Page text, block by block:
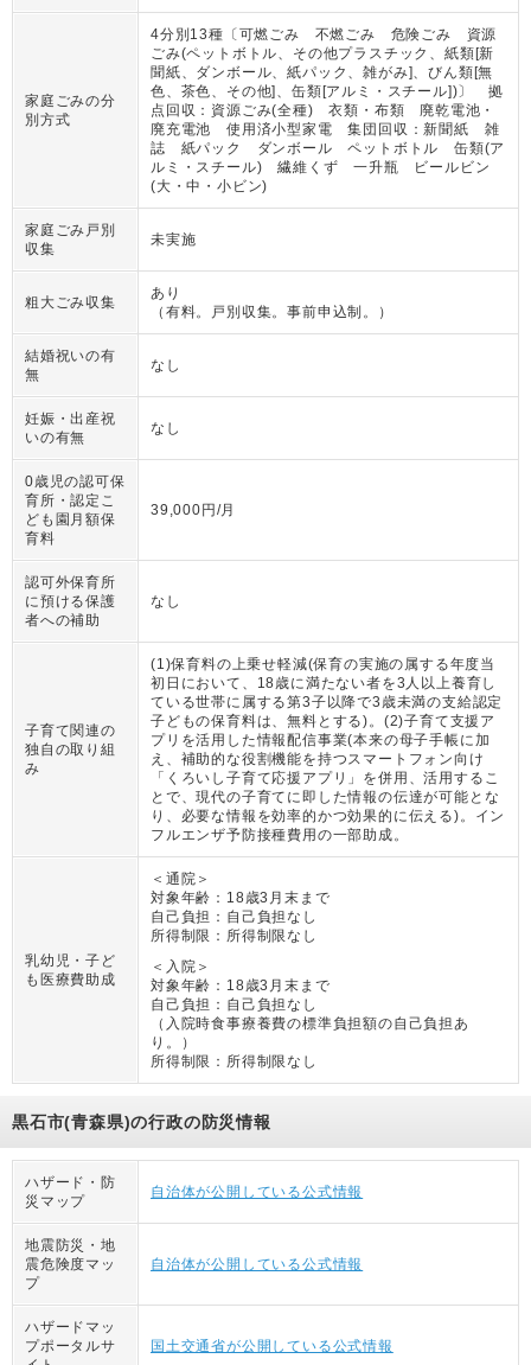
家庭ごみの分
別方式
4分別13種〔可燃ごみ 不燃ごみ 危険ごみ 資源
ごみ(ペットボトル、その他プラスチック、紙類[新
聞紙、ダンボール、紙パック、雑がみ]、びん類[無
色、茶色、その他]、缶類[アルミ・スチール])〕 拠
点回収：資源ごみ(全種) 衣類・布類 廃乾電池・
廃充電池 使用済小型家電 集団回収：新聞紙 雑
誌 紙パック ダンボール ペットボトル 缶類(ア
ルミ・スチール) 繊維くず 一升瓶 ビールビン
(大・中・小ビン)
家庭ごみ戸別
収集
未実施
粗大ごみ収集
あり
（ 有料。戸別収集。事前申込制。 ）
結婚祝いの有
無
なし
妊娠・出産祝
いの有無
なし
0歳児の認可保
育所・認定こ
ども園月額保
育料
39,000円/月
認可外保育所
に預ける保護
者への補助
なし
子育て関連の
独自の取り組
み
(1)保育料の上乗せ軽減(保育の実施の属する年度当
初日において、18歳に満たない者を3人以上養育し
ている世帯に属する第3子以降で3歳未満の支給認定
子どもの保育料は、無料とする)。(2)子育て支援ア
プリを活用した情報配信事業(本来の母子手帳に加
え、補助的な役割機能を持つスマートフォン向け
「くろいし子育て応援アプリ」を併用、活用するこ
とで、現代の子育てに即した情報の伝達が可能とな
り、必要な情報を効率的かつ効果的に伝える)。イン
フルエンザ予防接種費用の一部助成。
乳幼児・子ど
も医療費助成
＜通院＞
対象年齢： 18歳3月末まで
自己負担： 自己負担なし
所得制限： 所得制限なし
＜入院＞
対象年齢： 18歳3月末まで
自己負担： 自己負担なし
（ 入院時食事療養費の標準負担額の自己負担あ
り。
）
所得制限： 所得制限なし
黒石市(青森県)の行政の防災情報
ハザード・防
災マップ
自治体が公開している公式情報
地震防災・地
震危険度マッ
プ
自治体が公開している公式情報
ハザードマッ
プポータルサ
国土交通省が公開している公式情報